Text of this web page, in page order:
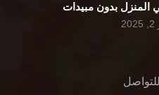
المنزل بدون مبيدات